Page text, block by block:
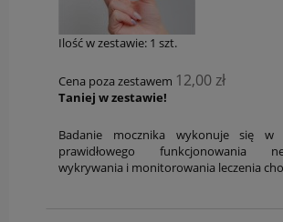
Ilość w zestawie: 1 szt.
Cena poza zestawem 12,00 zł
Taniej w zestawie!
Badanie mocznika wykonuje się w
prawidłowego funkcjonowania
wykrywania i monitorowania leczenia